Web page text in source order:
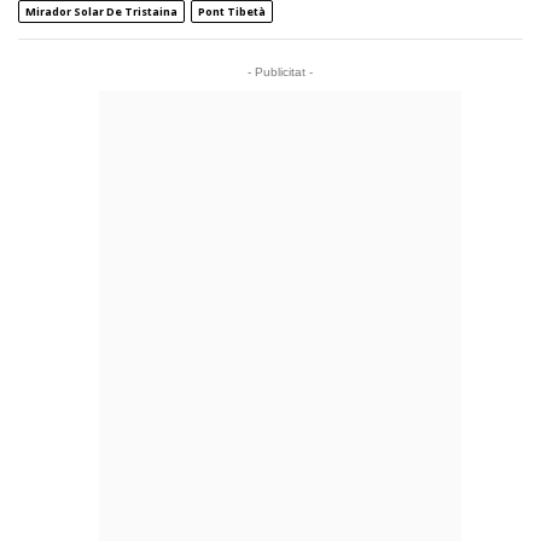
Mirador Solar De Tristaina
Pont Tibetà
- Publicitat -